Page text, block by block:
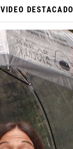
VIDEO DESTACADO